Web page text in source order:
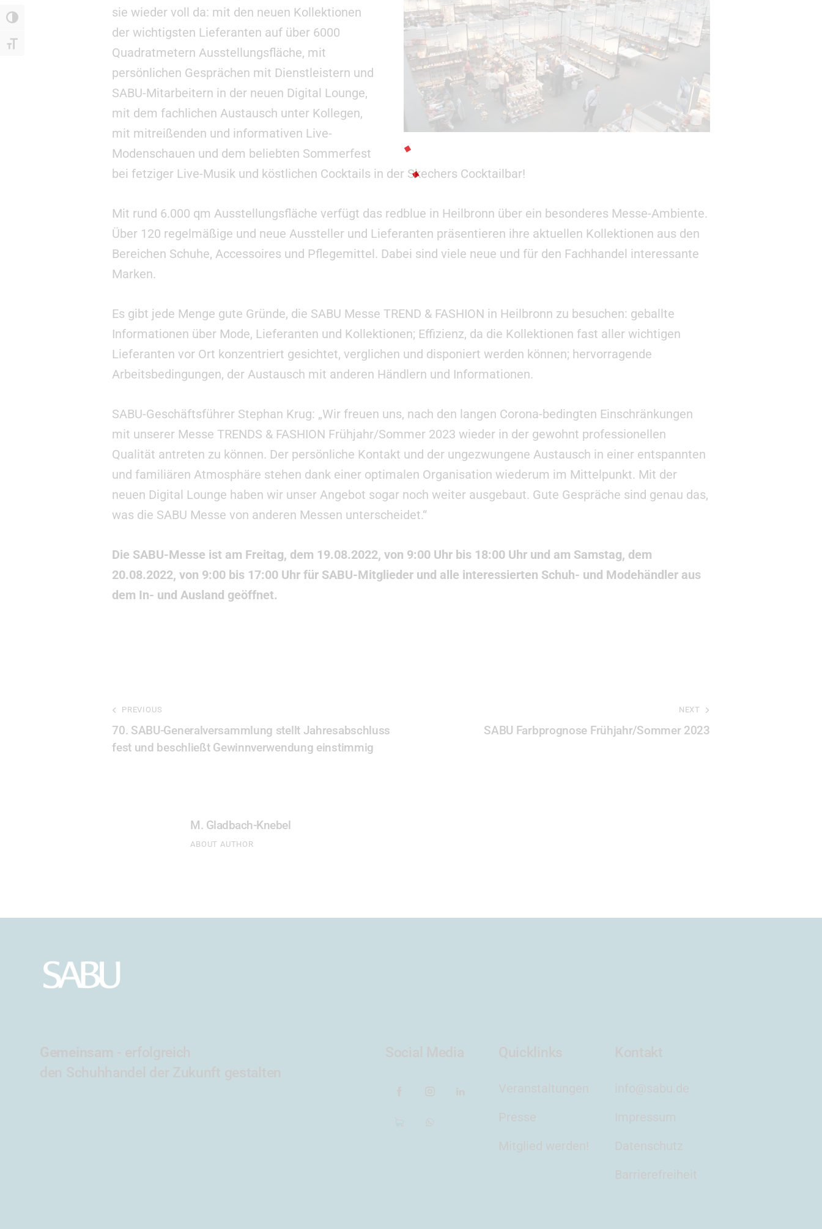
Umschalten auf hohe Kontraste
Schrift vergrößern
sie wieder voll da: mit den neuen Kollektionen
der wichtigsten Lieferanten auf über 6000
Quadratmetern Ausstellungsfläche, mit
persönlichen Gesprächen mit Dienstleistern und
SABU-Mitarbeitern in der neuen Digital Lounge,
mit dem fachlichen Austausch unter Kollegen,
mit mitreißenden und informativen Live-
Modenschauen und dem beliebten Sommerfest
bei fetziger Live-Musik und köstlichen Cocktails in der Skechers Cocktailbar!
Mit rund 6.000 qm Ausstellungsfläche verfügt das redblue in Heilbronn über ein besonderes Messe-Ambiente.
Über 120 regelmäßige und neue Aussteller und Lieferanten präsentieren ihre aktuellen Kollektionen aus den
Bereichen Schuhe, Accessoires und Pflegemittel. Dabei sind viele neue und für den Fachhandel interessante
Marken.
Es gibt jede Menge gute Gründe, die SABU Messe TREND & FASHION in Heilbronn zu besuchen: geballte
Informationen über Mode, Lieferanten und Kollektionen; Effizienz, da die Kollektionen fast aller wichtigen
Lieferanten vor Ort konzentriert gesichtet, verglichen und disponiert werden können; hervorragende
Arbeitsbedingungen, der Austausch mit anderen Händlern und Informationen.
SABU-Geschäftsführer Stephan Krug: „Wir freuen uns, nach den langen Corona-bedingten Einschränkungen
mit unserer Messe TRENDS & FASHION Frühjahr/Sommer 2023 wieder in der gewohnt professionellen
Qualität antreten zu können. Der persönliche Kontakt und der ungezwungene Austausch in einer entspannten
und familiären Atmosphäre stehen dank einer optimalen Organisation wiederum im Mittelpunkt. Mit der
neuen Digital Lounge haben wir unser Angebot sogar noch weiter ausgebaut. Gute Gespräche sind genau das,
was die SABU Messe von anderen Messen unterscheidet.“
Die SABU-Messe ist am Freitag, dem 19.08.2022, von 9:00 Uhr bis 18:00 Uhr und am Samstag, dem
20.08.2022, von 9:00 bis 17:00 Uhr für SABU-Mitglieder und alle interessierten Schuh- und Modehändler aus
dem In- und Ausland geöffnet.
PREVIOUS
70. SABU-Generalversammlung stellt Jahresabschluss
fest und beschließt Gewinnverwendung einstimmig
NEXT
SABU Farbprognose Frühjahr/Sommer 2023
M. Gladbach-Knebel
ABOUT AUTHOR